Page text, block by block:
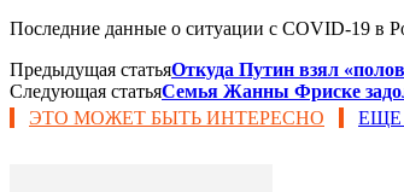
Последние данные о ситуации с СOVID-19 в
Предыдущая статьяОткуда Путин взял
Следующая статьяСемья Жанны Фриске
ЭТО МОЖЕТ БЫТЬ ИНТЕРЕСНО
ЕЩЕ